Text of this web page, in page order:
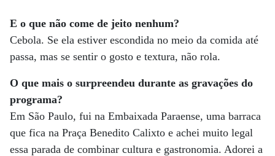
E o que não come de jeito nenhum?
Cebola. Se ela estiver escondida no meio da comida até
passa, mas se sentir o gosto e textura, não rola.
O que mais o surpreendeu durante as gravações do
programa?
Em São Paulo, fui na Embaixada Paraense, uma barraca
que fica na Praça Benedito Calixto e achei muito legal
essa parada de combinar cultura e gastronomia. Adorei a